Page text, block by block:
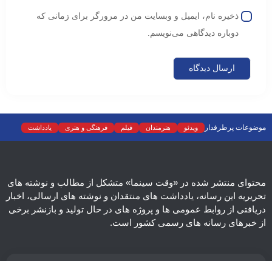
ذخیره نام، ایمیل و وبسایت من در مرورگر برای زمانی که
دوباره دیدگاهی می‌نویسم.
موضوعات پرطرفدار ویدئو هنرمندان فیلم فرهنگی و هنری
یادداشت
نمایش خانگی
نقد موسیقی سینما رادیو و تلویزیون تجسمی
تئاتر
محتوای منتشر شده در «وقت سینما» متشکل از مطالب و نوشته های
تحریریه این رسانه، یادداشت های منتقدان و نوشته های ارسالی، اخبار
دریافتی از روابط عمومی ها و پروژه های در حال تولید و بازنشر برخی
از خبرهای رسانه های رسمی کشور است.